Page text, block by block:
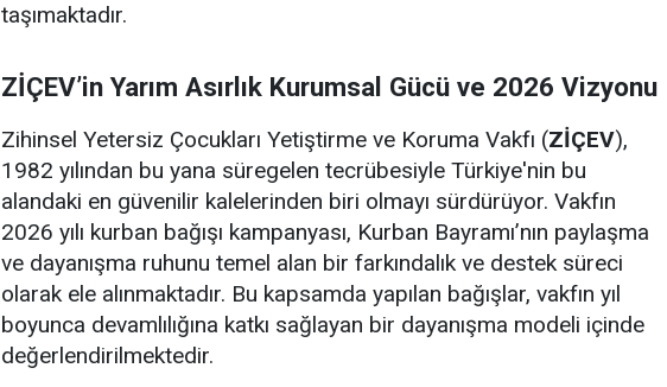
taşımaktadır.
ZİÇEV’in Yarım Asırlık Kurumsal Gücü ve 2026 Vizyonu
Zihinsel Yetersiz Çocukları Yetiştirme ve Koruma Vakfı (ZİÇEV),
1982 yılından bu yana süregelen tecrübesiyle Türkiye'nin bu
alandaki en güvenilir kalelerinden biri olmayı sürdürüyor. Vakfın
2026 yılı kurban bağışı kampanyası, Kurban Bayramı’nın paylaşma
ve dayanışma ruhunu temel alan bir farkındalık ve destek süreci
olarak ele alınmaktadır. Bu kapsamda yapılan bağışlar, vakfın yıl
boyunca devamlılığına katkı sağlayan bir dayanışma modeli içinde
değerlendirilmektedir.